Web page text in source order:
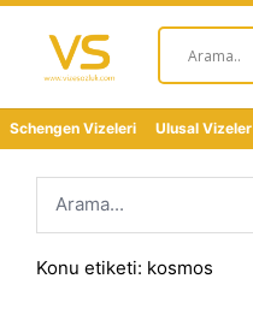
Schengen Vizeleri Ulusal Vizeler
Konu etiketi: kosmos